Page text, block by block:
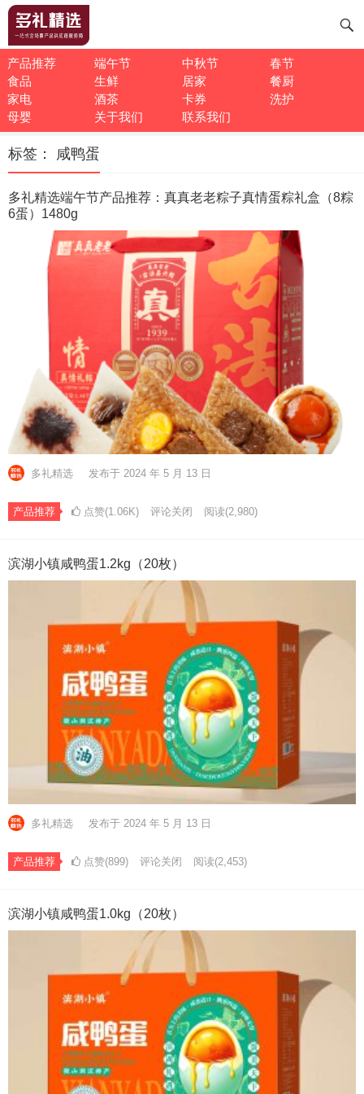
产品推荐 端午节 中秋节
春节
食品
生鲜 居家
餐厨
家电
酒茶 卡券
洗护
母婴
关于我们 联系我们
标签： 咸鸭蛋
多礼精选端午节产品推荐：真真老老粽子真情蛋粽礼盒（8粽
6蛋）1480g
多礼精选 发布于 2024 年 5 月 13 日
产品推荐 点赞(1.06K) 评论关闭 阅读(2,980)
滨湖小镇咸鸭蛋1.2kg（20枚）
多礼精选 发布于 2024 年 5 月 13 日
产品推荐 点赞(899) 评论关闭 阅读(2,453)
滨湖小镇咸鸭蛋1.0kg（20枚）